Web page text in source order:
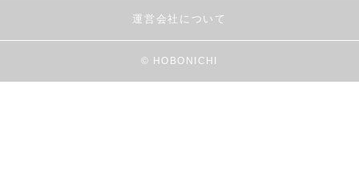
運営会社について
© HOBONICHI